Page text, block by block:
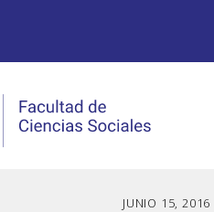
JUNIO 15, 2016